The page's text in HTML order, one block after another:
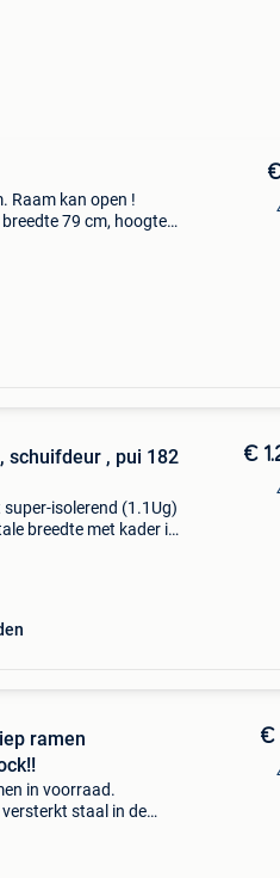
Raam kan open !
79 cm, hoogte
schuifdeur , pui 182
isolerend (1.1Ug)
breedte met kader is
€
ramen
in voorraad.
staal in de
€